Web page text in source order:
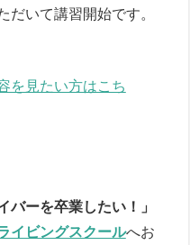
だいて講習開始です。
を見たい方はこち
バーを卒業したい！」
イビングスクールへお